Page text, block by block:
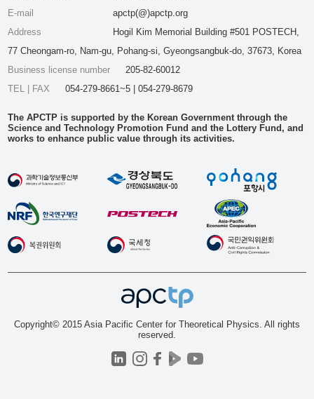
E-mail
apctp(@)apctp.org
Address
Hogil Kim Memorial Building #501 POSTECH,
77 Cheongam-ro, Nam-gu, Pohang-si, Gyeongsangbuk-do, 37673, Korea
Business license number
205-82-60012
TEL | FAX
054-279-8661~5 | 054-279-8679
The APCTP is supported by the Korean Government through the
Science and Technology Promotion Fund and the Lottery Fund, and
works to enhance public value through its activities.
Copyright© 2015 Asia Pacific Center for Theoretical Physics. All rights
reserved.